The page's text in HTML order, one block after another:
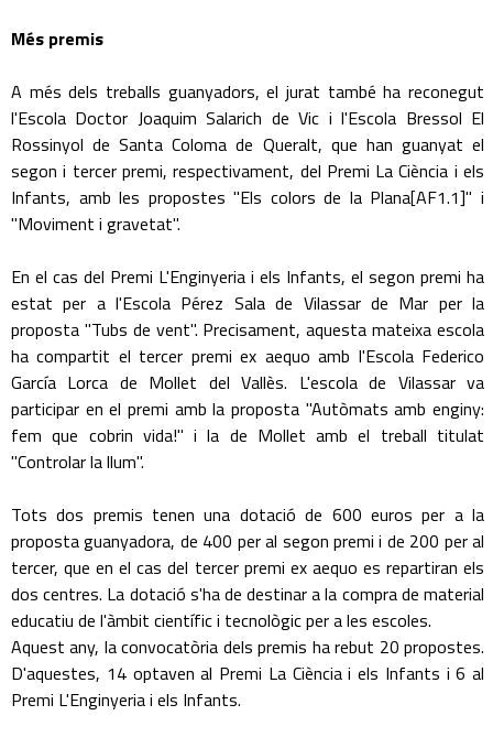
Més premis
A més dels treballs guanyadors, el jurat també ha reconegut
l'Escola Doctor Joaquim Salarich de Vic i l'Escola Bressol El
Rossinyol de Santa Coloma de Queralt, que han guanyat el
segon i tercer premi, respectivament, del Premi La Ciència i els
Infants, amb les propostes "Els colors de la Plana[AF1.1]" i
"Moviment i gravetat".
En el cas del Premi L'Enginyeria i els Infants, el segon premi ha
estat per a l'Escola Pérez Sala de Vilassar de Mar per la
proposta "Tubs de vent". Precisament, aquesta mateixa escola
ha compartit el tercer premi ex aequo amb l'Escola Federico
García Lorca de Mollet del Vallès. L'escola de Vilassar va
participar en el premi amb la proposta "Autòmats amb enginy:
fem que cobrin vida!" i la de Mollet amb el treball titulat
"Controlar la llum".
Tots dos premis tenen una dotació de 600 euros per a la
proposta guanyadora, de 400 per al segon premi i de 200 per al
tercer, que en el cas del tercer premi ex aequo es repartiran els
dos centres. La dotació s'ha de destinar a la compra de material
educatiu de l'àmbit científic i tecnològic per a les escoles.
Aquest any, la convocatòria dels premis ha rebut 20 propostes.
D'aquestes, 14 optaven al Premi La Ciència i els Infants i 6 al
Premi L'Enginyeria i els Infants.